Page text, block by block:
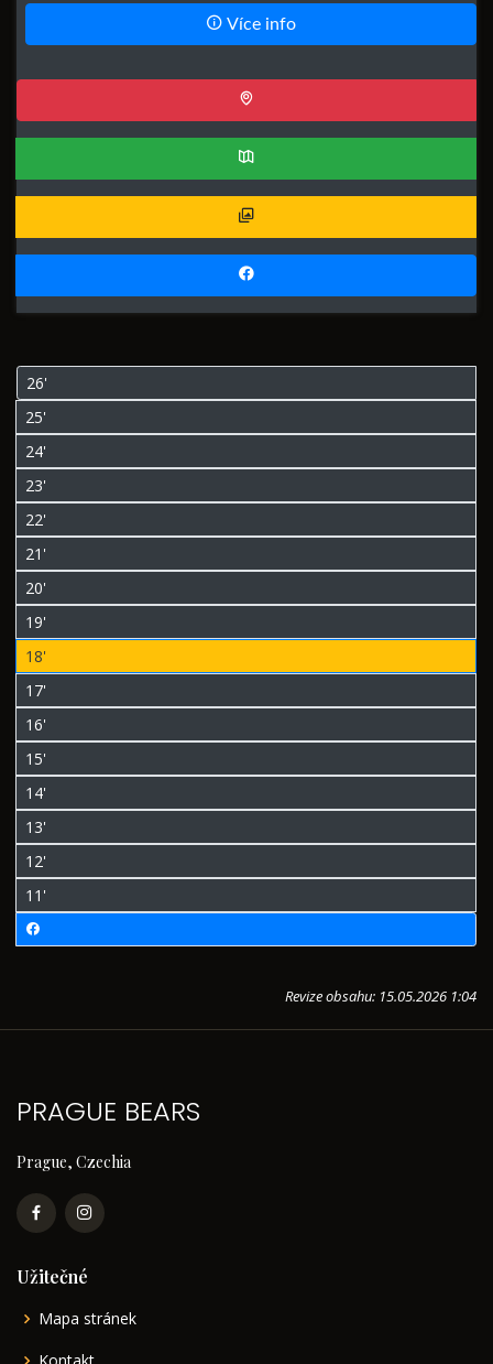
Více info
26'
25'
24'
23'
22'
21'
20'
19'
18'
17'
16'
15'
14'
13'
12'
11'
Revize obsahu: 15.05.2026 1:04
PRAGUE BEARS
Prague, Czechia
Užitečné
Mapa stránek